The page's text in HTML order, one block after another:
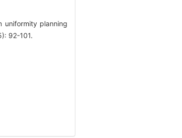
uniformity planning
92-101.